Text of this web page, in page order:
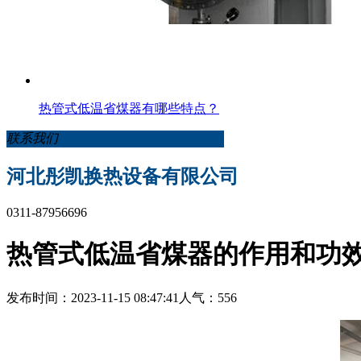
热管式低温省煤器有哪些特点？
联系我们
河北彤凯换热设备有限公司
0311-87956696
热管式低温省煤器的作用和功
发布时间：2023-11-15 08:47:41 人气：556